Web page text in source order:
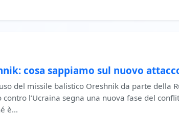
cosa sappiamo sul nuovo
del missile balistico Oreshnik da parte della
contro l’Ucraina segna una nuova fase del
è…